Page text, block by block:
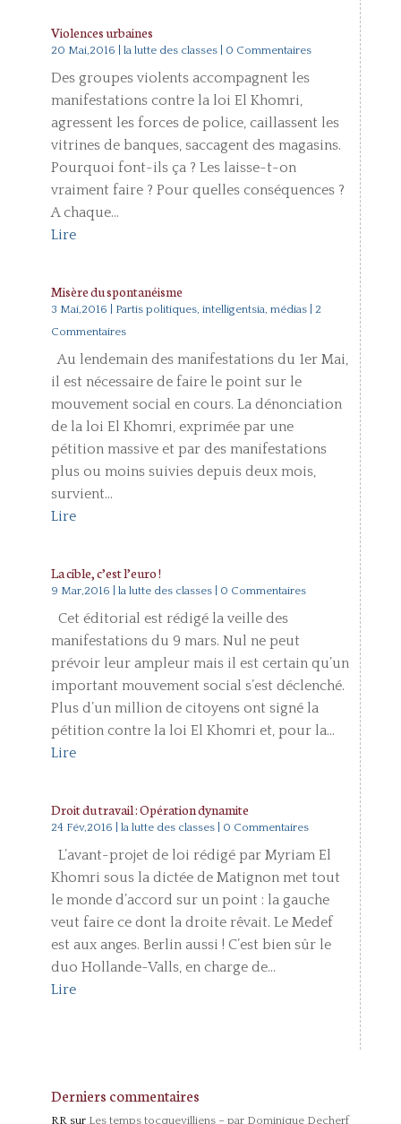
Violences urbaines
20 Mai,2016 la lutte des classes| 0 Commentaires
Des groupes violents accompagnent les
manifestations contre la loi El Khomri,
agressent les forces de police, caillassent les
vitrines de banques, saccagent des magasins.
Pourquoi font-ils ça ? Les laisse-t-on
vraiment faire ? Pour quelles conséquences ?
A chaque...
Lire
Misère du spontanéisme
3 Mai,2016 Partis politiques, intelligentsia, médias| 2
Commentaires
Au lendemain des manifestations du 1er Mai,
il est nécessaire de faire le point sur le
mouvement social en cours. La dénonciation
de la loi El Khomri, exprimée par une
pétition massive et par des manifestations
plus ou moins suivies depuis deux mois,
survient...
Lire
La cible, c’est l’euro !
9 Mar,2016 la lutte des classes| 0 Commentaires
Cet éditorial est rédigé la veille des
manifestations du 9 mars. Nul ne peut
prévoir leur ampleur mais il est certain qu’un
important mouvement social s’est déclenché.
Plus d’un million de citoyens ont signé la
pétition contre la loi El Khomri et, pour la...
Lire
Droit du travail : Opération dynamite
24 Fév,2016 la lutte des classes| 0 Commentaires
L’avant-projet de loi rédigé par Myriam El
Khomri sous la dictée de Matignon met tout
le monde d’accord sur un point : la gauche
veut faire ce dont la droite rêvait. Le Medef
est aux anges. Berlin aussi ! C’est bien sûr le
duo Hollande-Valls, en charge de...
Lire
Derniers commentaires
RRsur Les temps tocquevilliens – par Dominique Decherf